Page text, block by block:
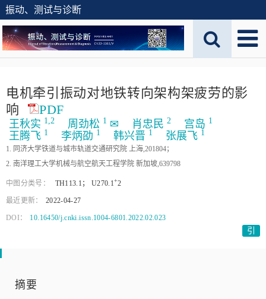
振动、测试与诊断
电机牵引振动对地铁转向架构架疲劳的影
响
PDF
王秋实 1, 2 周劲松 1 ✉ 肖忠民 2 宫岛 1
王腾飞 1 李炳劭 1 韩兴晋 1 张展飞 1
1. 同济大学铁道与城市轨道交通研究院 上海,201804；
2. 南洋理工大学机械与航空航天工程学院 新加坡,639798
中图分类号： TH113.1 ； U270. 1+2
最近更新： 2022-04-27
DOI： 10.16450/j.cnki.issn.1004-6801.2022.02.023
引
摘要